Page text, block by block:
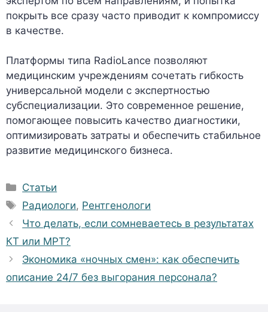
покрыть все сразу часто приводит к компромиссу
в качестве.
Платформы типа RadioLance позволяют
медицинским учреждениям сочетать гибкость
универсальной модели с экспертностью
субспециализации. Это современное решение,
помогающее повысить качество диагностики,
оптимизировать затраты и обеспечить стабильное
развитие медицинского бизнеса.
Рубрики
Статьи
Метки
Радиологи, Рентгенологи
Что делать, если сомневаетесь в результатах
КТ или МРТ?
Экономика «ночных смен»: как обеспечить
описание 24/7 без выгорания персонала?